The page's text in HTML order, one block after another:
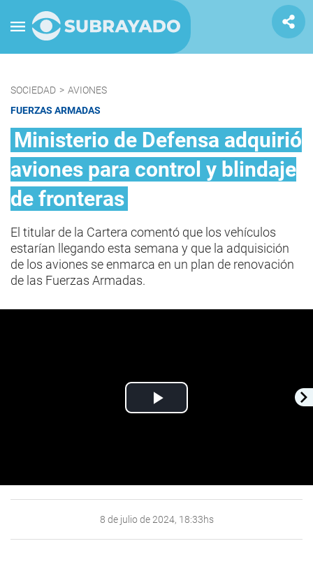
SOCIEDAD > AVIONES
FUERZAS ARMADAS
Ministerio de Defensa adquirió
aviones para control y blindaje
de fronteras
El titular de la Cartera comentó que los vehículos
estarían llegando esta semana y que la adquisición
de los aviones se enmarca en un plan de renovación
de las Fuerzas Armadas.
Play
8 de julio de 2024, 18:33hs